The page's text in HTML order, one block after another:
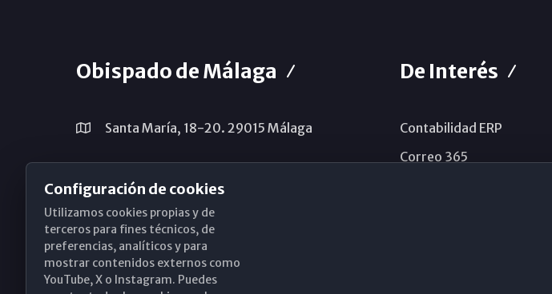
Obispado de Málaga
Santa María, 18-20. 29015 Málaga
(+34) 952 224 386
obispado@diocesismalaga.es
De Interés
Contabilidad ERP
Correo 365
Configuración de cookies
Utilizamos cookies propias y de
terceros para fines técnicos, de
preferencias, analíticos y para
mostrar contenidos externos como
YouTube, X o Instagram. Puedes